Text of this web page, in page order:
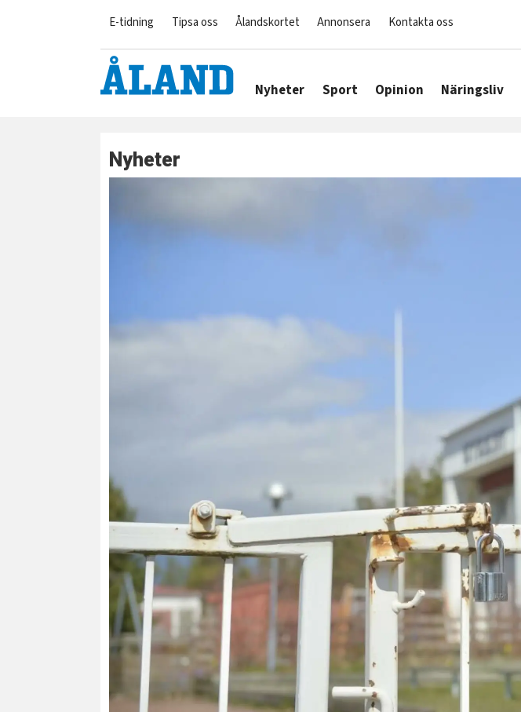
E-tidning Tipsa oss Ålandskortet Annonsera Kontakta oss
Nyheter Sport Opinion Näringsliv
Nyheter